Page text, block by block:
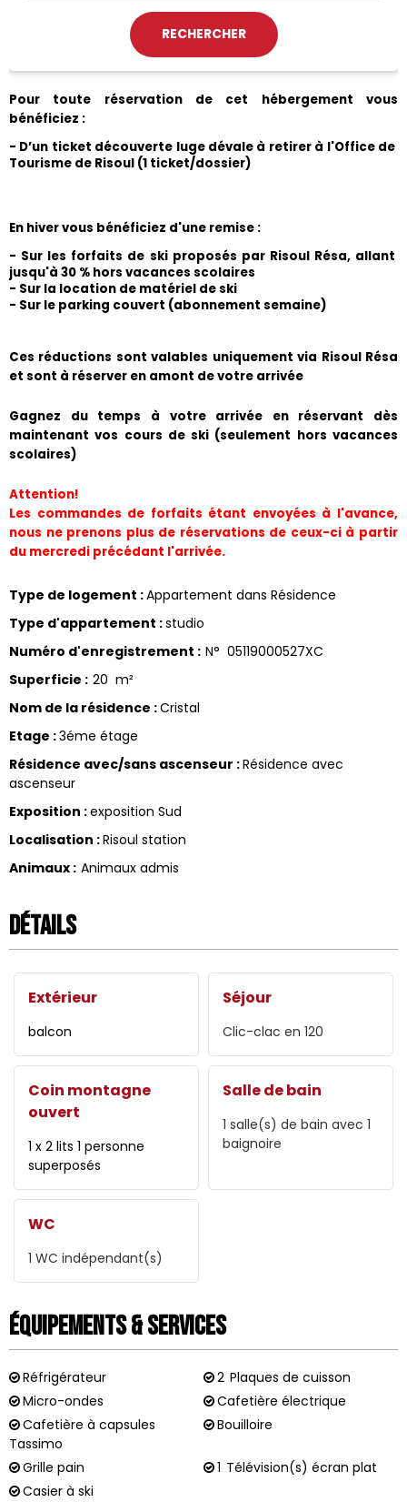
Pour toute réservation de cet hébergement vous
bénéficiez :
- D’un ticket découverte luge dévale à retirer à l'Office de
Tourisme de Risoul (1 ticket/dossier)
En hiver vous bénéficiez d'une remise :
- Sur les forfaits de ski proposés par Risoul Résa, allant
jusqu'à 30 % hors vacances scolaires
- Sur la location de matériel de ski
- Sur le parking couvert (abonnement semaine)
​Ces réductions sont valables uniquement via Risoul Résa
et sont à réserver en amont de votre arrivée
Gagnez du temps à votre arrivée en réservant dès
maintenant vos cours de ski (seulement hors vacances
scolaires)
Attention!
Les commandes de forfaits étant envoyées à l'avance,
nous ne prenons plus de réservations de ceux-ci à partir
du mercredi précédant l'arrivée.
Type de logement :Appartement dans Résidence
Type d'appartement :studio
Numéro d'enregistrement : N° 05119000527XC
Superficie : 20 m²
Nom de la résidence :Cristal
Etage :3éme étage
Résidence avec/sans ascenseur :Résidence avec
ascenseur
Exposition :exposition Sud
Localisation :Risoul station
Animaux : Animaux admis
Détails
Extérieur
balcon
Séjour
Clic-clac en 120
Coin montagne
ouvert
1 x 2 lits 1 personne
superposés
Salle de bain
1 salle(s) de bain avec 1
baignoire
WC
1 WC indépendant(s)
Équipements & Services
Réfrigérateur 2 Plaques de cuisson
Micro-ondes
Cafetière électrique
Cafetière à capsules
Tassimo
Bouilloire
Grille pain 1 Télévision(s) écran plat
Casier à ski